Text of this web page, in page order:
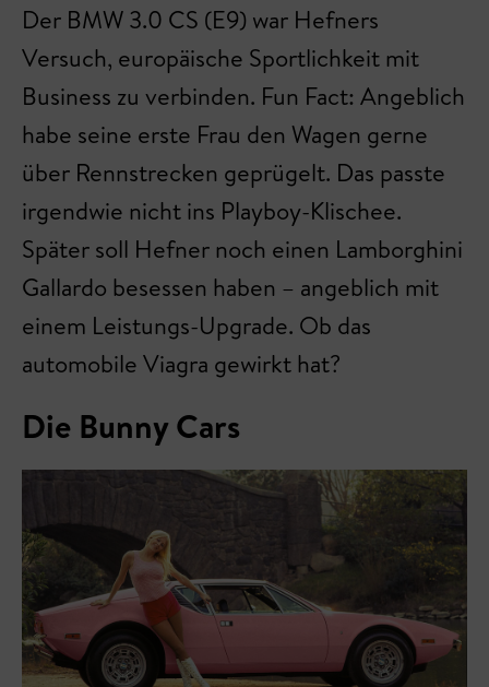
Der BMW 3.0 CS (E9) war Hefners
Versuch, europäische Sportlichkeit mit
Business zu verbinden. Fun Fact: Angeblich
habe seine erste Frau den Wagen gerne
über Rennstrecken geprügelt. Das passte
irgendwie nicht ins Playboy-Klischee.
Später soll Hefner noch einen Lamborghini
Gallardo besessen haben – angeblich mit
einem Leistungs-Upgrade. Ob das
automobile Viagra gewirkt hat?
Die Bunny Cars